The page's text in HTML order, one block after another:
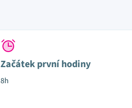
Začátek první hodiny
8h